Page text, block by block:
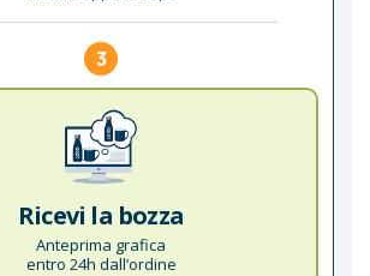
3
Ricevi la bozza
Anteprima grafica
entro 24h dall’ordine